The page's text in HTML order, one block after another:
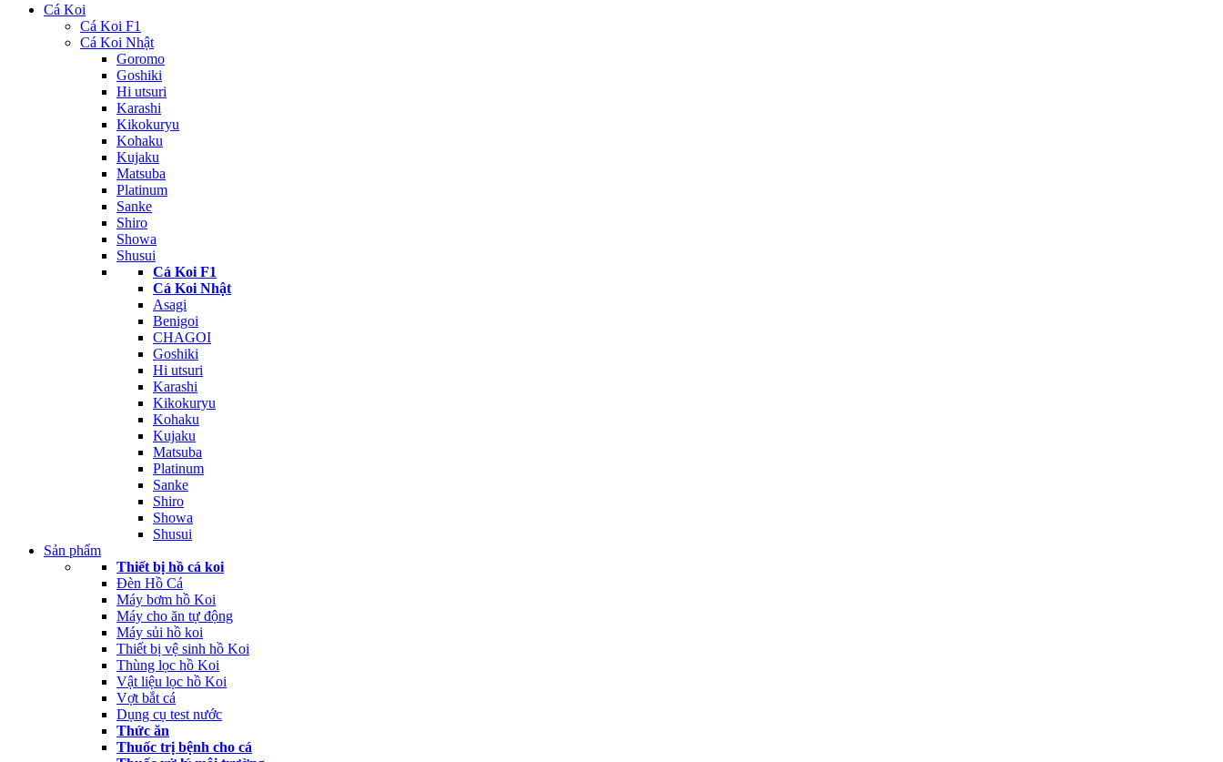
Cá Koi
Cá Koi F1
Cá Koi Nhật
Goromo
Goshiki
Hi utsuri
Karashi
Kikokuryu
Kohaku
Kujaku
Matsuba
Platinum
Sanke
Shiro
Showa
Shusui
Cá Koi F1
Cá Koi Nhật
Asagi
Benigoi
CHAGOI
Goshiki
Hi utsuri
Karashi
Kikokuryu
Kohaku
Kujaku
Matsuba
Platinum
Sanke
Shiro
Showa
Shusui
Sản phẩm
Thiết bị hồ cá koi
Đèn Hồ Cá
Máy bơm hồ Koi
Máy cho ăn tự động
Máy sủi hồ koi
Thiết bị vệ sinh hồ Koi
Thùng lọc hồ Koi
Vật liệu lọc hồ Koi
Vợt bắt cá
Dụng cụ test nước
Thức ăn
Thuốc trị bệnh cho cá